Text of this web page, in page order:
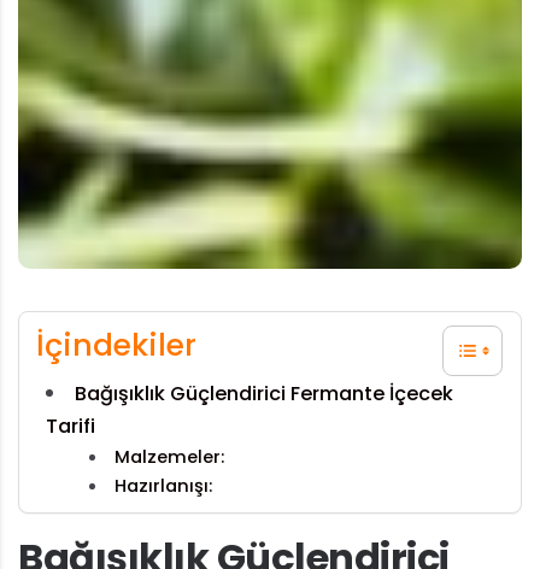
İçindekiler
Bağışıklık Güçlendirici Fermante İçecek
Tarifi
Malzemeler:
Hazırlanışı:
Bağışıklık Güçlendirici